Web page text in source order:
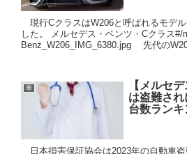
現行CクラスはW206と呼ばれるモデ
した。 メルセデス・ベンツ・Cクラス
Benz_W206_IMG_6380.jpg 先代の
車
【メルセ
は盗難さ
台数ランキ
日本損害保証協会は2023年の自動車